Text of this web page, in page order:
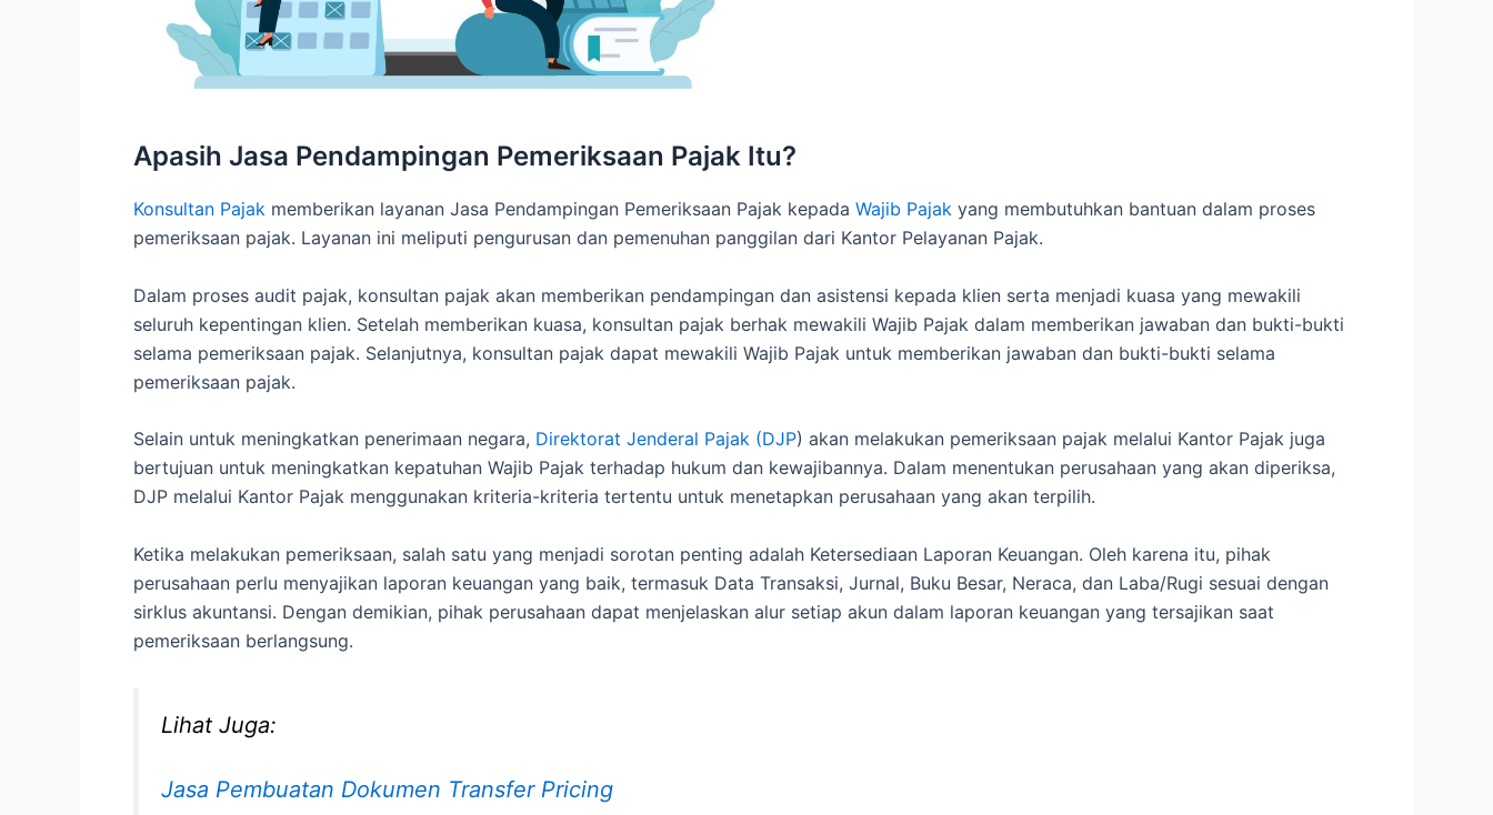
Apasih Jasa Pendampingan Pemeriksaan Pajak Itu?
Konsultan Pajak memberikan layanan Jasa Pendampingan Pemeriksaan Pajak kepada Wajib Pajak yang membutuhkan bantuan dalam proses
pemeriksaan pajak. Layanan ini meliputi pengurusan dan pemenuhan panggilan dari Kantor Pelayanan Pajak.
Dalam proses audit pajak, konsultan pajak akan memberikan pendampingan dan asistensi kepada klien serta menjadi kuasa yang mewakili
seluruh kepentingan klien. Setelah memberikan kuasa, konsultan pajak berhak mewakili Wajib Pajak dalam memberikan jawaban dan bukti-bukti
selama pemeriksaan pajak. Selanjutnya, konsultan pajak dapat mewakili Wajib Pajak untuk memberikan jawaban dan bukti-bukti selama
pemeriksaan pajak.
Selain untuk meningkatkan penerimaan negara, Direktorat Jenderal Pajak (DJP) akan melakukan pemeriksaan pajak melalui Kantor Pajak juga
bertujuan untuk meningkatkan kepatuhan Wajib Pajak terhadap hukum dan kewajibannya. Dalam menentukan perusahaan yang akan diperiksa,
DJP melalui Kantor Pajak menggunakan kriteria-kriteria tertentu untuk menetapkan perusahaan yang akan terpilih.
Ketika melakukan pemeriksaan, salah satu yang menjadi sorotan penting adalah Ketersediaan Laporan Keuangan. Oleh karena itu, pihak
perusahaan perlu menyajikan laporan keuangan yang baik, termasuk Data Transaksi, Jurnal, Buku Besar, Neraca, dan Laba/Rugi sesuai dengan
sirklus akuntansi. Dengan demikian, pihak perusahaan dapat menjelaskan alur setiap akun dalam laporan keuangan yang tersajikan saat
pemeriksaan berlangsung.
Lihat Juga:
Jasa Pembuatan Dokumen Transfer Pricing